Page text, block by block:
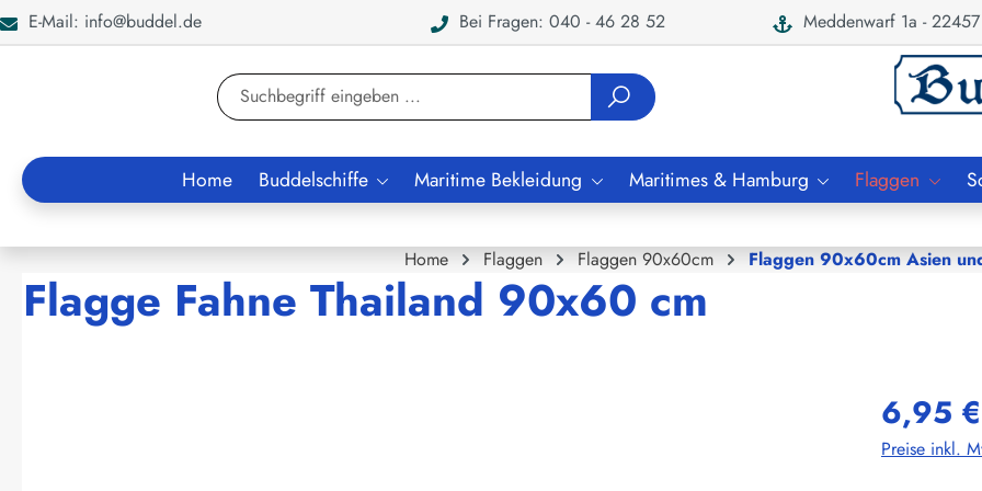
Zur Suche springen
E-Mail: info@buddel.de Bei Fragen: 040 - 46 28 52 Meddenwarf 1a -
Home Buddelschiffe Maritime Bekleidung Maritimes & Hamburg Flaggen
Home Flaggen Flaggen 90x60cm Flaggen 90x60cm Asien
Flagge Fahne Thailand 90x60 cm
6,95 €
Preise inkl.